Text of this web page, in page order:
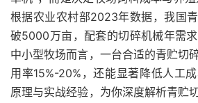
根据农业农村部2023年数据，我国
破5000万亩，配套的切碎机械年需
中小型牧场而言，一台合适的青贮切
用率15%-20%，还能显著降低人工
原理与实战经验，为你深度解析青贮